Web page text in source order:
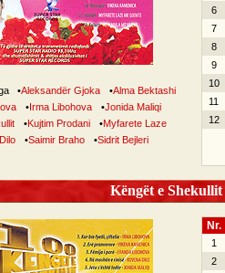
•Aleksandër Gjoka •Alma Bektashi
•Irma Libohova •Jonida Maliqi
•Kujtim Prodani •Myfarete Laze
•Saimir Braho •Sidrit Bejleri
6
7
8
9
10
11
12
Këngët e
Nr.
1
2